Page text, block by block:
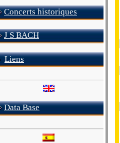
Concerts historiques
J S BACH
Liens
Data Base